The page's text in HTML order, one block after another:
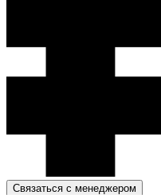
Связаться с менеджером